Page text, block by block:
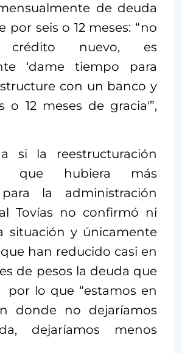
de deuda
por seis o 12 meses: “no
nuevo, es
‘dame tiempo para
con un banco y
o 12 meses de gracia'”,
si la reestructuración
que hubiera más
la administración
Tovías no confirmó ni
situación y únicamente
han reducido casi en
de pesos la deuda que
por lo que “estamos en
donde no dejaríamos
dejaríamos menos